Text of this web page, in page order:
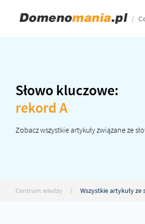
/
Słowo kluczowe:
rekord A
Zobacz wszystkie artykuły związane ze
Centrum wiedzy / Wszystkie artykuły